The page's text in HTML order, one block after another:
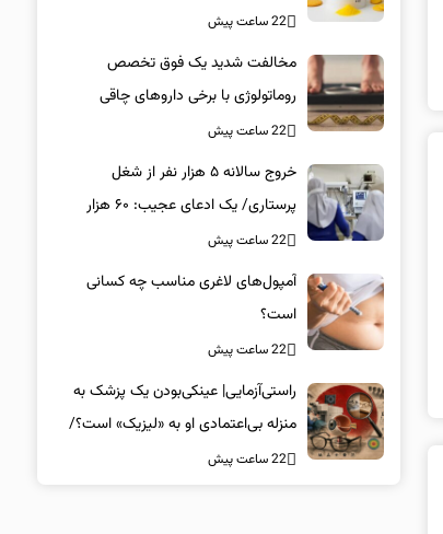
22 ساعت پیش
مخالفت شدید یک فوق تخصص
روماتولوژی با برخی داروهای چاقی
22 ساعت پیش
خروج سالانه ۵ هزار نفر از شغل
پرستاری/ یک ادعای عجیب: ۶۰ هزار
پرستار خانه‌نشین شدند؟
22 ساعت پیش
آمپول‌های لاغری مناسب چه کسانی
است؟
22 ساعت پیش
راستی‌آزمایی| عینکی‌بودن یک پزشک به
منزله بی‌اعتمادی او به «لیزیک» است؟/
جراحان، چشم فرزندان خود را لیزیک
22 ساعت پیش